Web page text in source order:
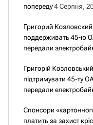
попереду 4 Серпня,
Григорий
поддерживать 45-ю
передали
Григорій
підтримувати 45-ту
передали
Спонсори
платить за захист